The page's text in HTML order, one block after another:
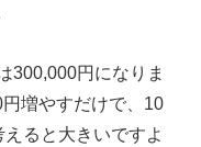
300,000円になりま
増やすだけで、10
ると大きいですよ